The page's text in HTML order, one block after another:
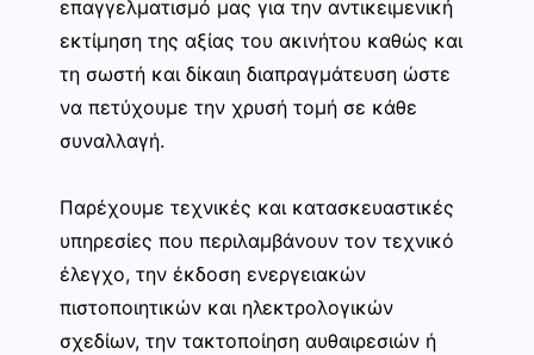
επαγγελματισμό μας για την αντικειμενική
εκτίμηση της αξίας του ακινήτου καθώς και
τη σωστή και δίκαιη διαπραγμάτευση ώστε
να πετύχουμε την χρυσή τομή σε κάθε
συναλλαγή.
Παρέχουμε τεχνικές και κατασκευαστικές
υπηρεσίες που περιλαμβάνουν τον τεχνικό
έλεγχο, την έκδοση ενεργειακών
πιστοποιητικών και ηλεκτρολογικών
σχεδίων, την τακτοποίηση αυθαιρεσιών ή